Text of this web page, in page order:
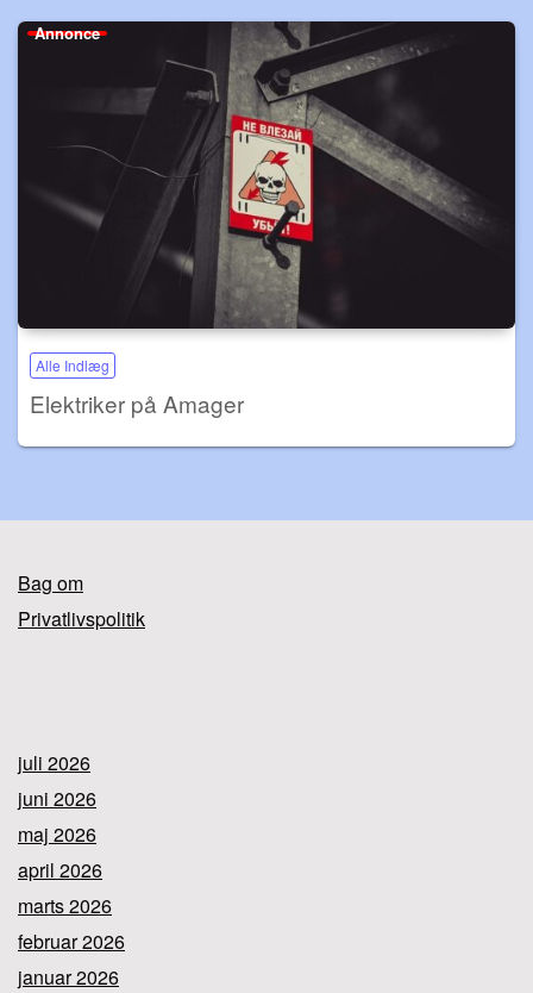
Annonce
Alle Indlæg
Elektriker på Amager
Bag om
Privatlivspolitik
juli 2026
juni 2026
maj 2026
april 2026
marts 2026
februar 2026
januar 2026